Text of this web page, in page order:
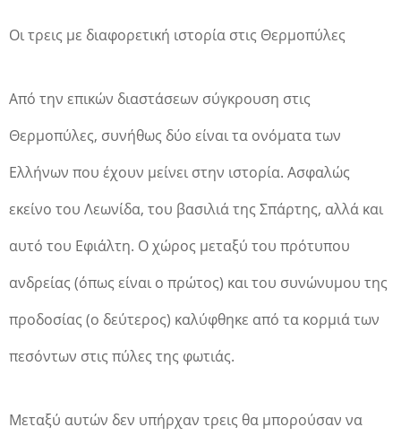
Οι τρεις με διαφορετική ιστορία στις Θερμοπύλες
Από την επικών διαστάσεων σύγκρουση στις
Θερμοπύλες, συνήθως δύο είναι τα ονόματα των
Ελλήνων που έχουν μείνει στην ιστορία. Ασφαλώς
εκείνο του Λεωνίδα, του βασιλιά της Σπάρτης, αλλά και
αυτό του Εφιάλτη. Ο χώρος μεταξύ του πρότυπου
ανδρείας (όπως είναι ο πρώτος) και του συνώνυμου της
προδοσίας (ο δεύτερος) καλύφθηκε από τα κορμιά των
πεσόντων στις πύλες της φωτιάς.
Μεταξύ αυτών δεν υπήρχαν τρεις θα μπορούσαν να